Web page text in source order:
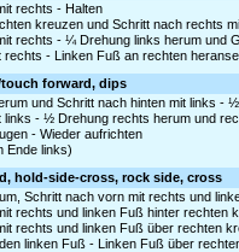
rechts - Halten
kreuzen und Schritt nach rechts
rechts - ¼ Drehung links herum und
rechts - Linken Fuß an rechten
forward, dips
und Schritt nach hinten mit links -
links - ½ Drehung rechts herum und
- Wieder aufrichten
Ende links)
hold-side-cross, rock side, cross
Schritt nach vorn mit rechts und
rechts und linken Fuß hinter rechten
rechts und linken Fuß über rechten
linken Fuß - Linken Fuß über